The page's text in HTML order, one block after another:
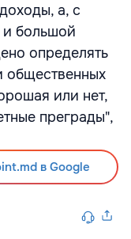
а, с
и большой
определять
общественных
или нет,
преграды",
в Google